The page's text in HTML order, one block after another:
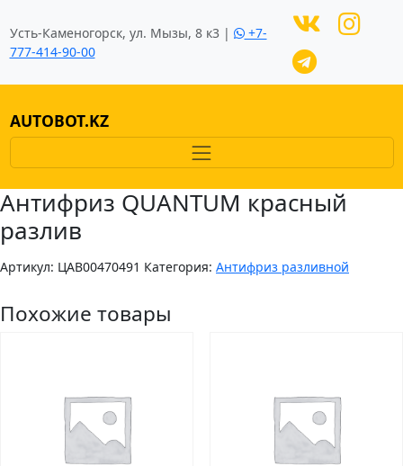
Усть-Каменогорск, ул. Мызы, 8 к3 |
+7-
777-414-90-00
AUTOBOT.KZ
Антифриз QUANTUM красный
разлив
Артикул: ЦAB00470491 Категория: Антифриз разливной
Похожие товары